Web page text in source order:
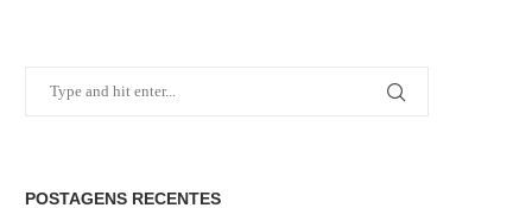
POSTAGENS RECENTES